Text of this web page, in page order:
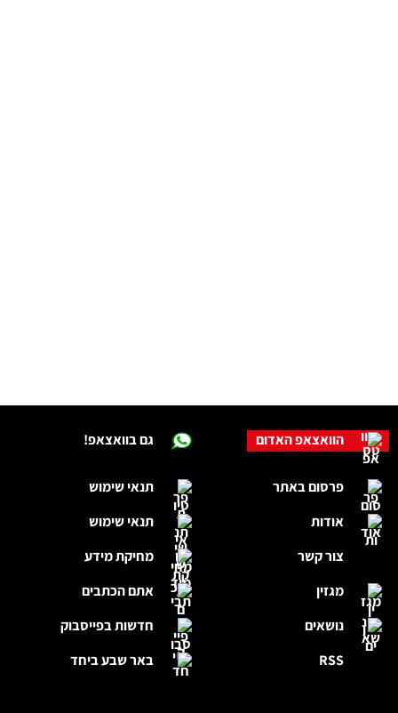
גם בוואצאפ!
תנאי שימוש
תנאי שימוש
מחיקת מידע
אתם הכתבים
חדשות בפייסבוק
באר שבע ביחד
הוואצאפ האדום
פרסום באתר
אודות
צור קשר
מגזין
נושאים
RSS